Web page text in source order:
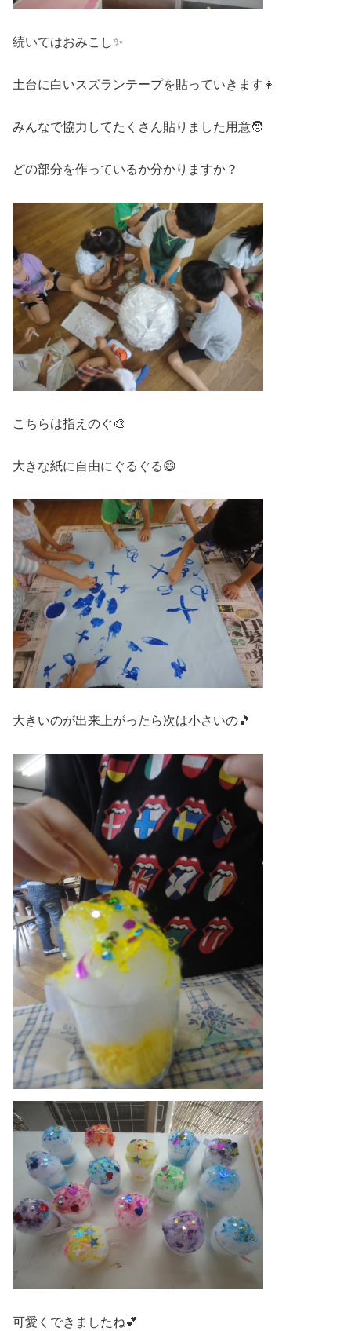
続いてはおみこし✨
土台に白いスズランテープを貼っていきます👧
みんなで協力してたくさん貼りました用意🧑
どの部分を作っているか分かりますか？
こちらは指えのぐ🎨
大きな紙に自由にぐるぐる😄
大きいのが出来上がったら次は小さいの🎵
可愛くできましたね💕